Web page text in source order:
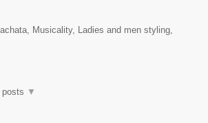
Musicality, Ladies and men styling,
posts ▼